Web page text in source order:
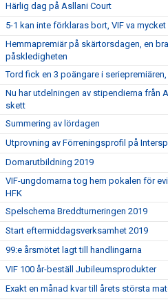
Härlig dag på Asllani Court
5-1 kan inte förklaras bort, VIF va
Hemmapremiär på skärtorsdagen, en
påskledigheten
Tord fick en 3 poängare i
Nu har utdelningen av stipendierna från
skett
Summering av lördagen
Utprovning av Förreningsprofil på
Domarutbildning 2019
VIF-ungdomarna tog hem pokalen för
HFK
Spelschema Breddturneringen 2019
Start eftermiddagsverksamhet 2019
99:e årsmötet lagt till handlingarna
VIF 100 år-beställ Jubileumsprodukter
Exakt en månad kvar till årets största